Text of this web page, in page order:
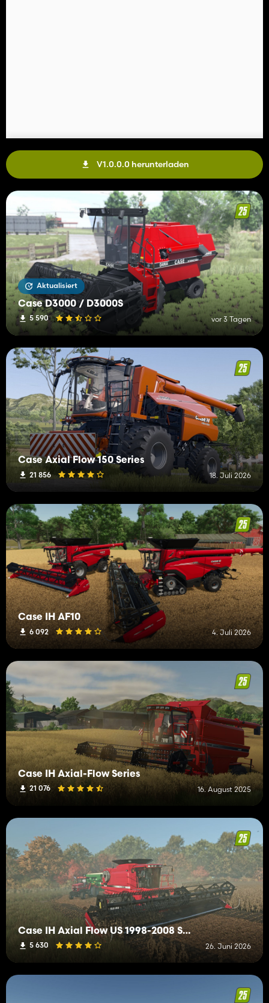
V1.0.0.0 herunterladen
Aktualisiert
Case D3000 / D3000S
5 590 vor 3 Tagen
Case Axial Flow 150 Series
21 856 18. Juli 2026
Case IH AF10
6 092 4. Juli 2026
Case IH Axial-Flow Series
21 076 16. August 2025
Case IH Axial Flow US 1998-2008 Series
5 630 26. Juni 2026